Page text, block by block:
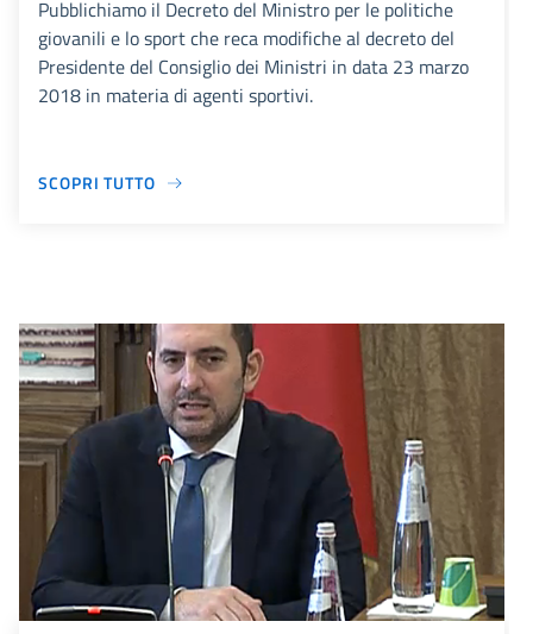
Pubblichiamo il Decreto del Ministro per le politiche
giovanili e lo sport che reca modifiche al decreto del
Presidente del Consiglio dei Ministri in data 23 marzo
2018 in materia di agenti sportivi.
SCOPRI TUTTO